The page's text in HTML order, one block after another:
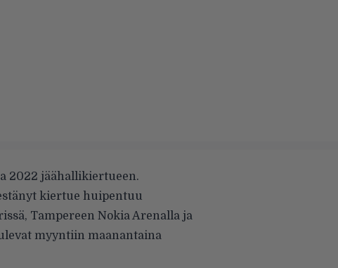
2022 jäähallikiertueen.
kiertue huipentuu
Tampereen Nokia Arenalla ja
myyntiin maanantaina